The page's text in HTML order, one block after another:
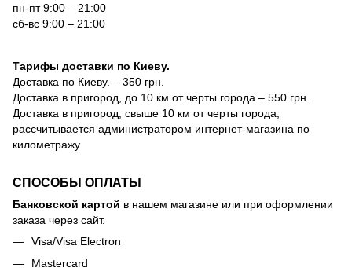
пн-пт 9:00 – 21:00
сб-вс 9:00 – 21:00
Тарифы доставки по Киеву.
Доставка по Киеву. – 350 грн.
Доставка в пригород, до 10 км от черты города – 550 грн.
Доставка в пригород, свыше 10 км от черты города,
рассчитывается администратором интернет-магазина по
километражу.
СПОСОБЫ ОПЛАТЫ
Банковской картой в нашем магазине или при оформлении
заказа через сайт.
Visa/Visa Electron
Mastercard